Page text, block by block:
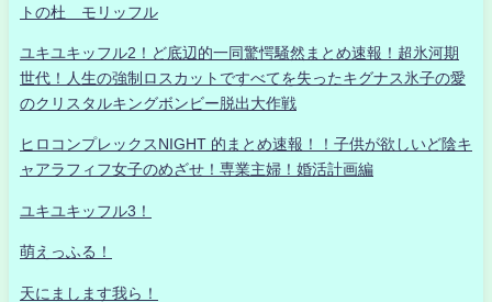
トの杜 モリッフル
ユキユキッフル2！ど底辺的一同驚愕騒然まとめ速報！超氷河期
世代！人生の強制ロスカットですべてを失ったキグナス氷子の愛
のクリスタルキングボンビー脱出大作戦
ヒロコンプレックスNIGHT 的まとめ速報！！子供が欲しいど陰キ
ャアラフィフ女子のめざせ！専業主婦！婚活計画編
ユキユキッフル3！
萌えっふる！
天にまします我ら！